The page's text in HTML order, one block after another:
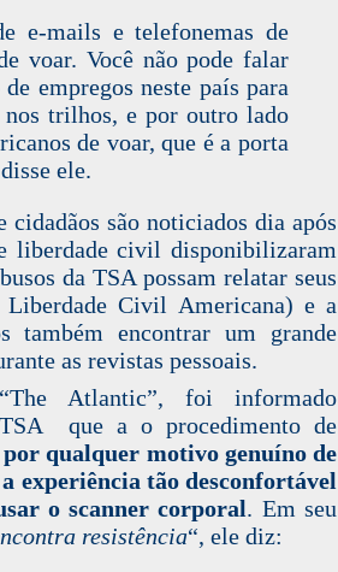
e-mails e telefonemas de
voar. Você não pode falar
empregos neste país para
trilhos, e por outro lado
de voar, que é a porta
ele.
cidadãos são noticiados dia após
liberdade civil disponibilizaram
da TSA possam relatar seus
Civil Americana) ea
também encontrar um grande
as revistas pessoais.
Atlantic”,foi informado
que a o procedimento de
qualquer motivo genuíno de
experiência tão desconfortável
o scanner corporal. Em seu
resistência“, ele diz: